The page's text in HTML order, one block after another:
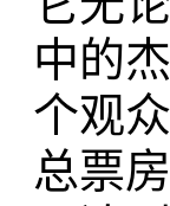
中的
个观
总票